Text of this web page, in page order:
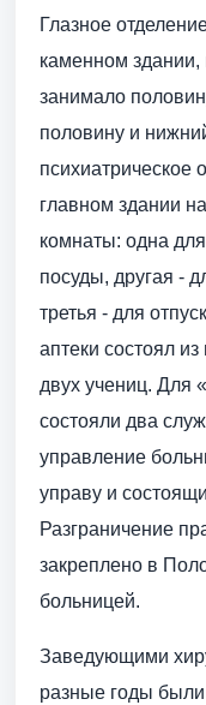
Глазное
каменном здании,
занимало
половину и
психиатрическое
главном здании
комнаты: одна
посуды, другая -
третья - для
аптеки состоял
двух учениц. Для
состояли два
управление
управу и
Разграничение
закреплено в
больницей.
Заведующими
разные годы